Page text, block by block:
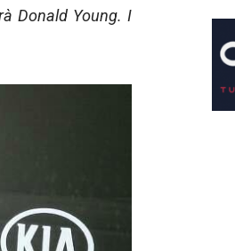
Donald Young. I